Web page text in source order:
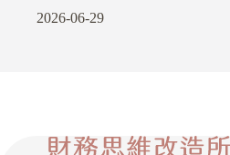
2026-06-29